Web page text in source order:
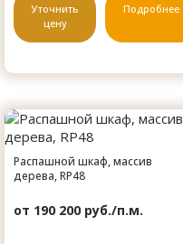
Уточнить
цену
Подробнее
Распашной шкаф, массив
дерева, RP48
от 190 200 руб./п.м.